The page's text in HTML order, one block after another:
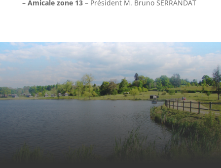
– Amicale zone 13– Président M. Bruno SERRANDAT